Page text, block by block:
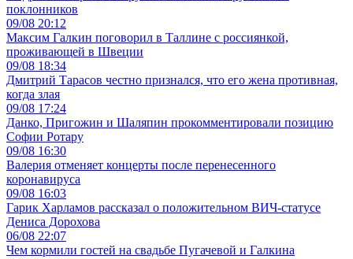
поклонников
09/08 20:12
Максим Галкин поговорил в Таллине с россиянкой,
проживающей в Швеции
09/08 18:34
Дмитрий Тарасов честно признался, что его жена противная,
когда злая
09/08 17:24
Данко, Пригожин и Шаляпин прокомментировали позицию
Софии Ротару
09/08 16:30
Валерия отменяет концерты после перенесенного
коронавируса
09/08 16:03
Гарик Харламов рассказал о положительном ВИЧ-статусе
Дениса Дорохова
06/08 22:07
Чем кормили гостей на свадьбе Пугачевой и Галкина